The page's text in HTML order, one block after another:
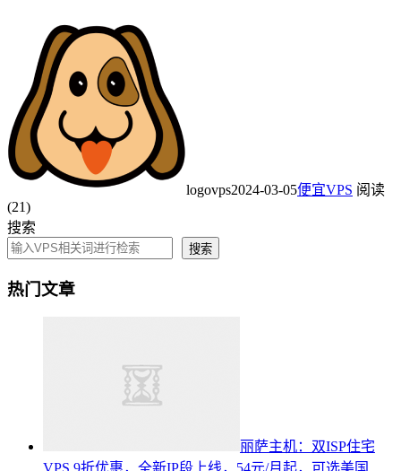
logovps2024-03-05便宜VPS 阅读
(21)
搜索
搜索
热门文章
丽萨主机：双ISP住宅
VPS 9折优惠，全新IP段上线，54元/月起，可选美国